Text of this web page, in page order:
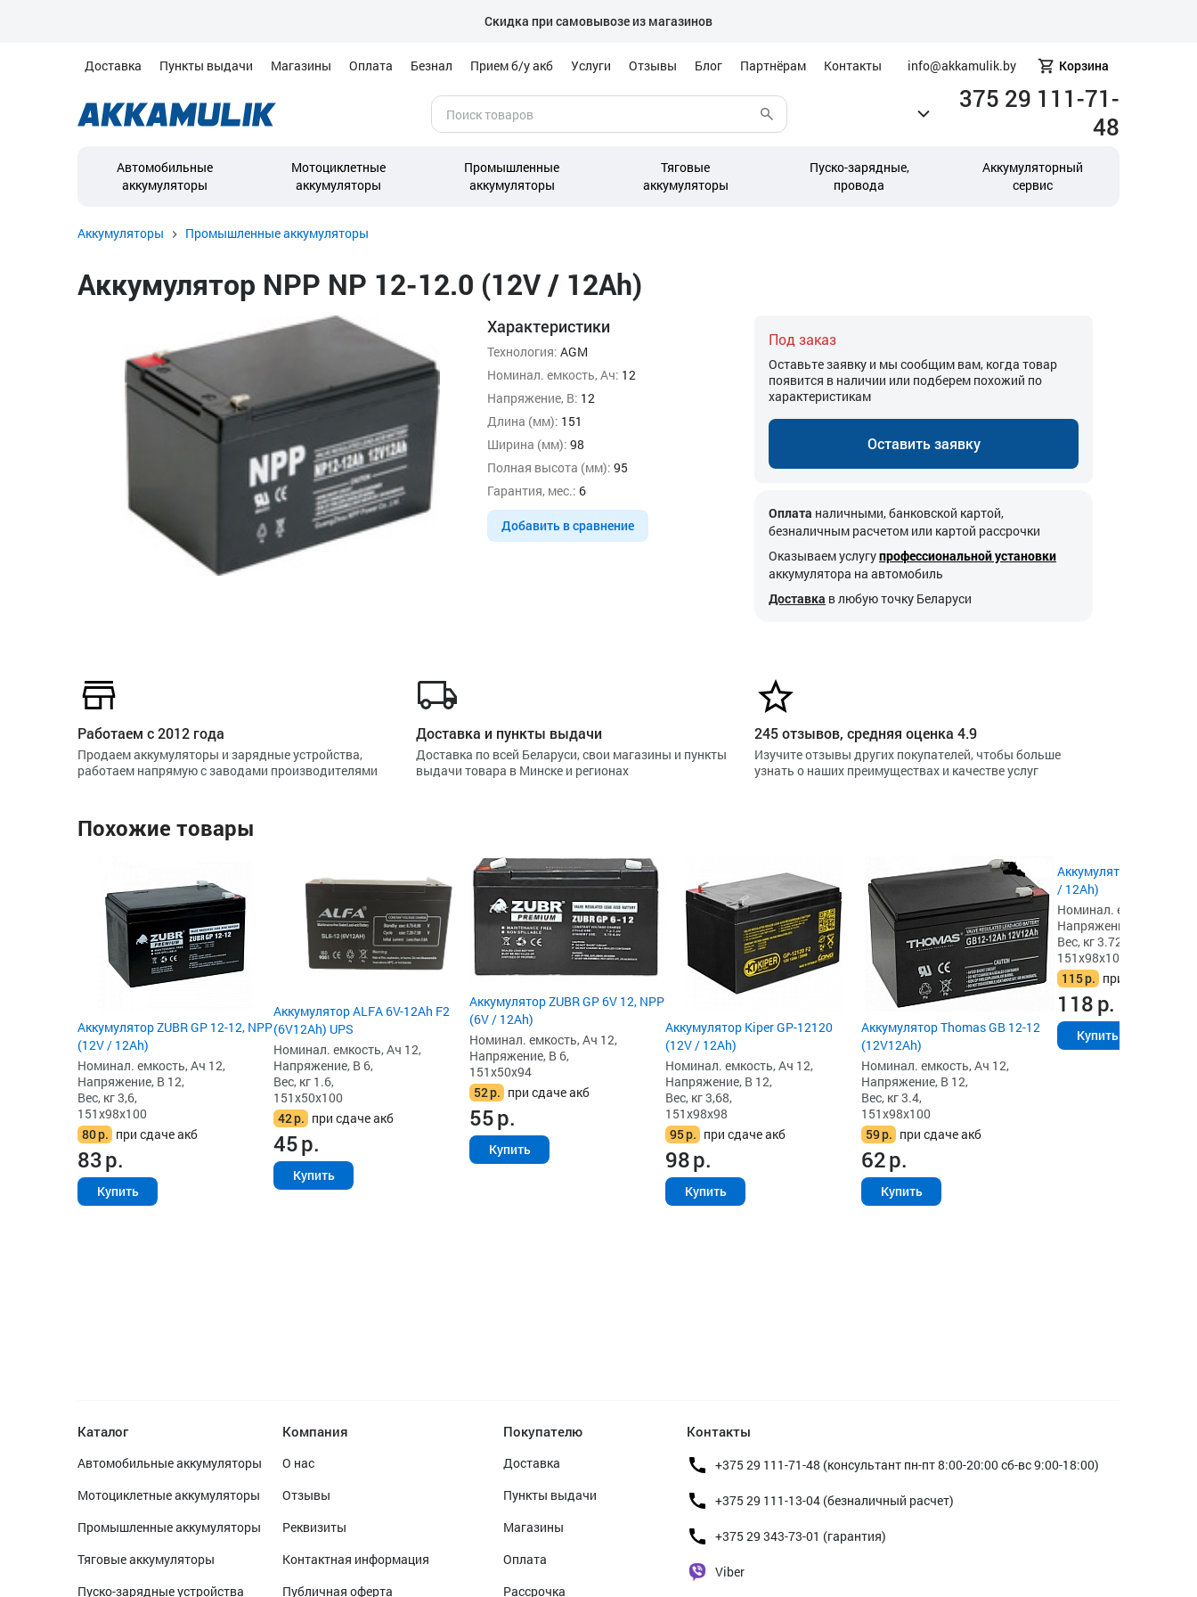
Скидка при самовывозе из магазинов
Доставка Пункты выдачи Магазины Оплата Безнал Прием б/у акб Услуги Отзывы Блог Партнёрам Контакты info@akkamulik.by Корзина
375 29 111-71-
48
Автомобильные
аккумуляторы
Мотоциклетные
аккумуляторы
Промышленные
аккумуляторы
Тяговые
аккумуляторы
Пуско-зарядные,
провода
Аккумуляторный
сервис
Аккумуляторы Промышленные аккумуляторы
Аккумулятор NPP NP 12-12.0 (12V / 12Ah)
Характеристики
Технология: AGM
Номинал. емкость, Ач: 12
Напряжение, В: 12
Длина (мм): 151
Ширина (мм): 98
Полная высота (мм): 95
Гарантия, мес.: 6
Добавить в сравнение
Под заказ
Оставьте заявку и мы сообщим вам, когда товар
появится в наличии или подберем похожий по
характеристикам
Оставить заявку
Оплата наличными, банковской картой,
безналичным расчетом или картой рассрочки
Оказываем услугупрофессиональной установки
аккумулятора на автомобиль
Доставка в любую точку Беларуси
Работаем с 2012 года
Продаем аккумуляторы и зарядные устройства,
работаем напрямую с заводами производителями
Доставка и пункты выдачи
Доставка по всей Беларуси, свои магазины и пункты
выдачи товара в Минске и регионах
245 отзывов, средняя оценка 4.9
Изучите отзывы других покупателей, чтобы больше
узнать о наших преимуществах и качестве услуг
Похожие товары
Аккумулятор ZUBR GP 12-12, NPP
(12V / 12Ah)
Номинал. емкость, Ач 12,
Напряжение, В 12,
Вес, кг 3,6,
151x98x100
80р. при сдаче акб
83р.
Купить
Аккумулятор ALFA 6V-12Ah F2
(6V12Ah) UPS
Номинал. емкость, Ач 12,
Напряжение, В 6,
Вес, кг 1.6,
151x50x100
42р. при сдаче акб
45р.
Купить
Аккумулятор ZUBR GP 6V 12, NPP
(6V / 12Ah)
Номинал. емкость, Ач 12,
Напряжение, В 6,
151x50x94
52р. при сдаче акб
55р.
Купить
Аккумулятор Kiper GP-12120
(12V / 12Ah)
Номинал. емкость, Ач 12,
Напряжение, В 12,
Вес, кг 3,68,
151x98x98
95р. при сдаче акб
98р.
Купить
Аккумулятор Thomas GB 12-12
(12V12Ah)
Номинал. емкость, Ач 12,
Напряжение, В 12,
Вес, кг 3.4,
151x98x100
59р. при сдаче акб
62р.
Купить
Аккумулятор Delta HR
/ 12Ah)
Номинал. емкость, Ач
Напряжение, В 12,
Вес, кг 3.72,
151x98x101
115р. при сдаче акб
118р.
Купить
Каталог
Автомобильные аккумуляторы
Мотоциклетные аккумуляторы
Промышленные аккумуляторы
Тяговые аккумуляторы
Пуско-зарядные устройства
Компания
О нас
Отзывы
Реквизиты
Контактная информация
Публичная оферта
Покупателю
Доставка
Пункты выдачи
Магазины
Оплата
Рассрочка
Контакты
+375 29 111-71-48 (консультант пн-пт 8:00-20:00 сб-вс 9:00-18:00)
+375 29 111-13-04 (безналичный расчет)
+375 29 343-73-01 (гарантия)
Viber